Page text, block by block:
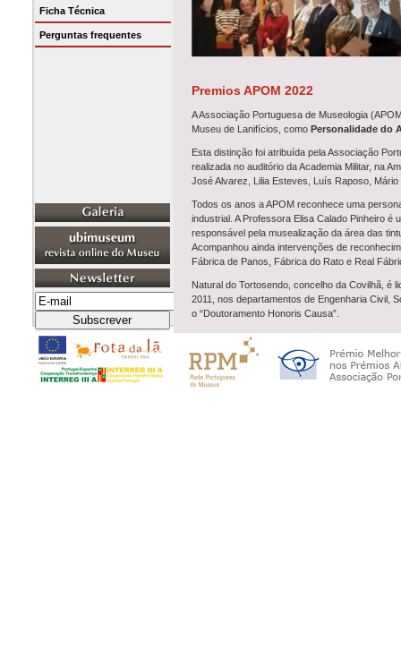
Ficha Técnica
Perguntas frequentes
Premios APOM 2022
A Associação Portuguesa de Museologia
Museu de Lanifícios, como Personalidade do
Esta distinção foi atribuída pela Associação
realizada no auditório da Academia Militar, na
José Alvarez, Lilia Esteves, Luís Raposo,
Todos os anos a APOM reconhece uma
industrial. A Professora Elisa Calado Pinheiro
responsável pela musealização da área das
Acompanhou ainda intervenções de
Fábrica de Panos, Fábrica do Rato e Real
Natural do Tortosendo, concelho da Covilhã, é
2011, nos departamentos de Engenharia Civil,
o “Doutoramento Honoris Causa”.
Para a equipa do Museu de Lanifícios esta
todos conheçam melhor a sua reconhecida
tais como o ARQUEOTEX e o Rota da Lã –
Foram projetos estruturantes do Museu de